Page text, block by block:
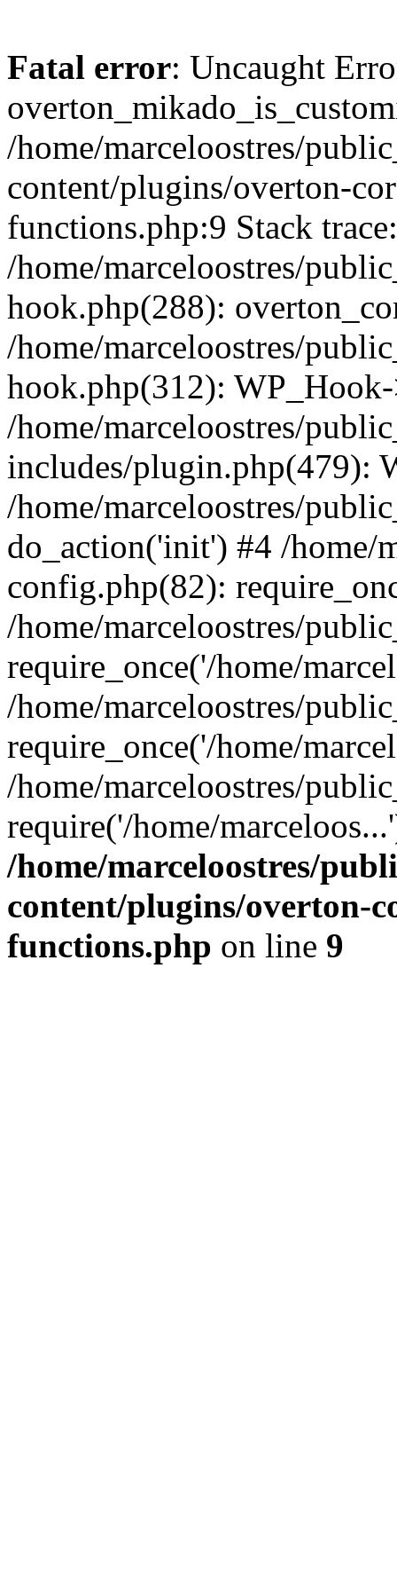
Fatal error: Uncaught
/home/marceloostres/
content/plugins/overton-
functions.php:9 Stack
/home/marceloostres/
hook.php(288):
/home/marceloostres/
hook.php(312):
/home/marceloostres/
includes/plugin.php(479):
/home/marceloostres/
do_action('init') #4 /home/
config.php(82):
/home/marceloostres/
require_once('/home/
/home/marceloostres/
require_once('/home/
/home/marceloostres/
require('/home/
/home/marceloostres/
content/plugins/overton-
functions.php on line 9